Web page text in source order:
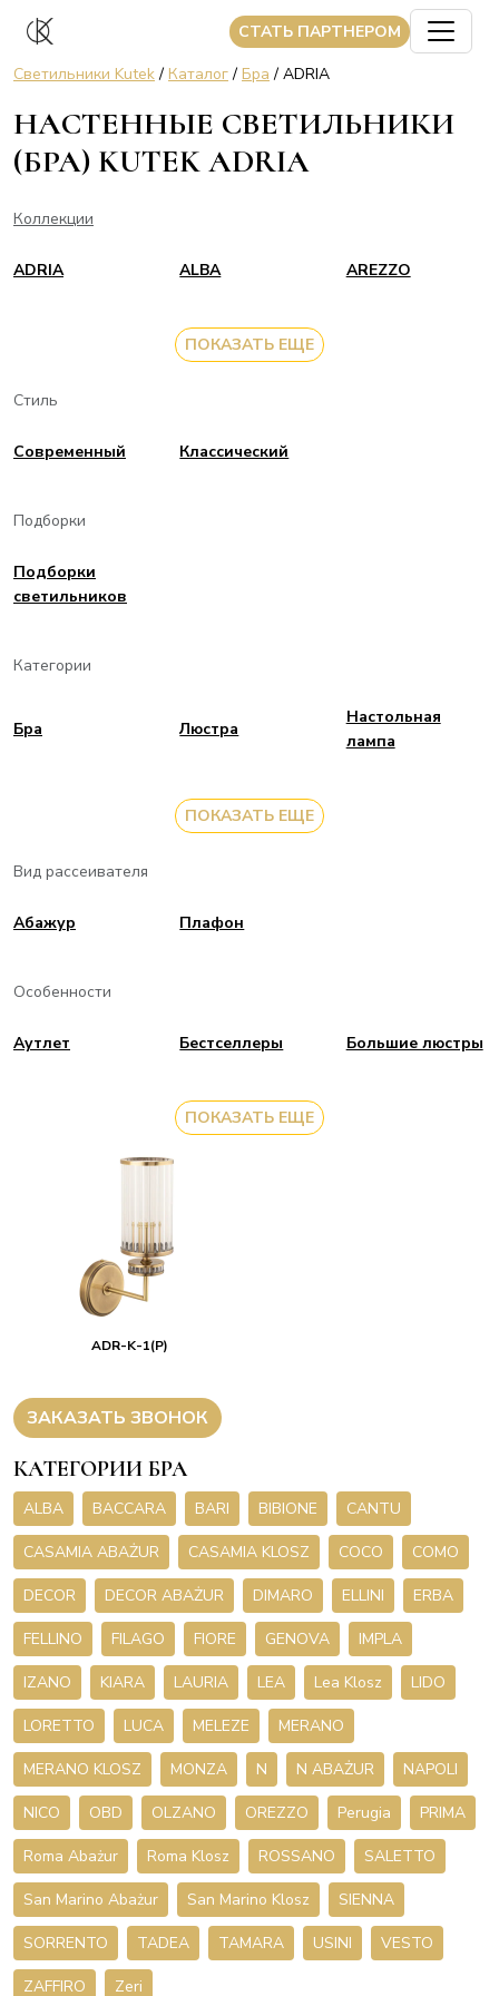
CТАТЬ ПАРТНЕРОМ
Светильники Kutek/ Каталог/ Бра / ADRIA
НАСТЕННЫЕ СВЕТИЛЬНИКИ
(БРА) KUTEK ADRIA
Коллекции
ADRIA ALBA AREZZO
ПОКАЗАТЬ ЕЩЕ
Стиль
Современный Классический
Подборки
Подборки
светильников
Категории
Бра Люстра
Настольная
лампа
ПОКАЗАТЬ ЕЩЕ
Вид рассеивателя
Aбажур Плафон
Особенности
Аутлет Бестселлеры Большие люстры
ПОКАЗАТЬ ЕЩЕ
ADR-K-1(P)
ЗАКАЗАТЬ ЗВОНОК
КАТЕГОРИИ БРА
ALBA BACCARA BARI BIBIONE CANTU
CASAMIA ABAŻUR CASAMIA KLOSZ COCO COMO
DECOR DECOR ABAŻUR DIMARO ELLINI ERBA
FELLINO FILAGO FIORE GENOVA IMPLA
IZANO KIARA LAURIA LEA Lea Klosz LIDO
LORETTO LUCA MELEZE MERANO
MERANO KLOSZ MONZA N N ABAŻUR NAPOLI
NICO OBD OLZANO OREZZO Perugia PRIMA
Roma Abażur Roma Klosz ROSSANO SALETTO
San Marino Abażur San Marino Klosz SIENNA
SORRENTO TADEA TAMARA USINI VESTO
ZAFFIRO Zeri